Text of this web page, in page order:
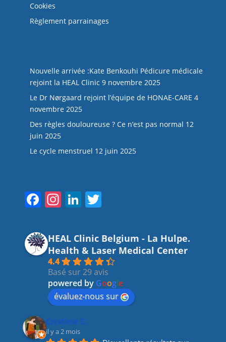
Cookies
Règlement parrainages
Nouvelle arrivée :Kate Benkouhi Pédicure médicale
rejoint la HEAL Clinic 9 novembre 2025
Le Dr Nørgaard rejoint l’équipe de HONAE-CARE 4
novembre 2025
Des règles douloureuse ? Ce n’est pas normal 12
juin 2025
Le cycle menstruel 12 juin 2025
F
c
e
b
o
o
k
In
a
gr
a
m
Li
k
e
dI
n
T
itt
er
HEAL Clinic Belgium - La Hulpe.
Health & Laser Medical Center
4.4
Basé sur 29 avis
powered by Google
évaluez-nous sur
Cristina C.
il y a 2 mois